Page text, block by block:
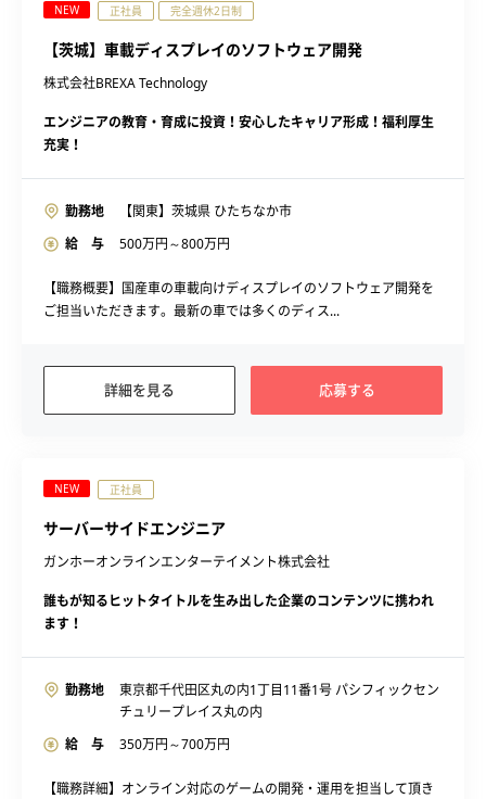
NEW 正社員 完全週休2日制
【茨城】車載ディスプレイのソフトウェア開発
株式会社BREXA Technology
エンジニアの教育・育成に投資！安心したキャリア形成！福利厚生
充実！
勤務地
【関東】茨城県 ひたちなか市
給 与
500万円～800万円
【職務概要】国産車の車載向けディスプレイのソフトウェア開発を
ご担当いただきます。最新の車では多くのディス...
詳細を見る 応募する
NEW 正社員
サーバーサイドエンジニア
ガンホーオンラインエンターテイメント株式会社
誰もが知るヒットタイトルを生み出した企業のコンテンツに携われ
ます！
勤務地
東京都千代田区丸の内1丁目11番1号 パシフィックセン
チュリープレイス丸の内
給 与
350万円～700万円
【職務詳細】オンライン対応のゲームの開発・運用を担当して頂き